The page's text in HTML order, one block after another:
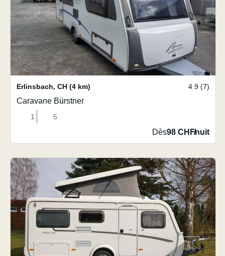
Erlinsbach, CH (4 km) 4.9 (7)
Caravane Bürstner
1 5
Dès98 CHF/nuit